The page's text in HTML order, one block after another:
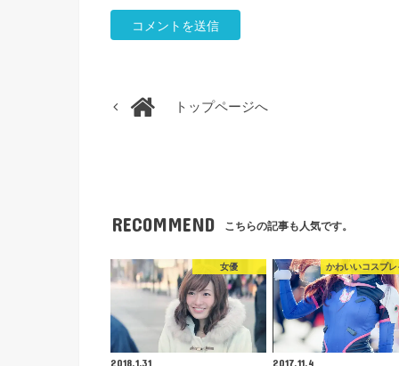
トップページへ
RECOMMEND こちらの記事も人気です。
女優
2018.1.31
かわいいコスプレ
2017.11.4